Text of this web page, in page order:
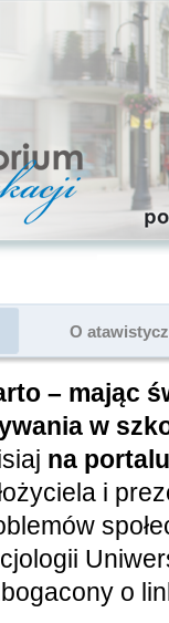
O
– mając
w
na
i
o